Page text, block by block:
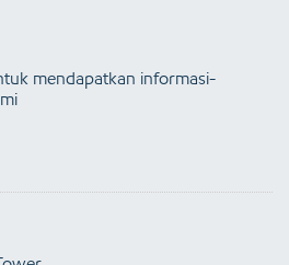
mendapatkan informasi-